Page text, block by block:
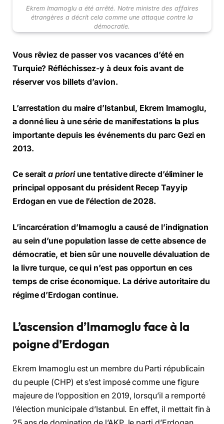
Ekrem Imamoglu a été arrêté. Notre ministre des affaires
étrangères a décrit cela comme une attaque contre la
démocratie.
Vous rêviez de passer vos vacances d’été en
Turquie? Réfléchissez-y à deux fois avant de
réserver vos billets d’avion.
L’arrestation du maire d’Istanbul, Ekrem Imamoglu,
a donné lieu à une série de manifestations la plus
importante depuis les événements du parc Gezi en
2013.
Ce seraita priori une tentative directe d’éliminer le
principal opposant du président Recep Tayyip
Erdogan en vue de l’élection de 2028.
L’incarcération d’Imamoglu a causé de l’indignation
au sein d’une population lasse de cette absence de
démocratie, et bien sûr une nouvelle dévaluation de
la livre turque, ce qui n’est pas opportun en ces
temps de crise économique. La dérive autoritaire du
régime d’Erdogan continue.
L’ascension d’Imamoglu face à la
poigne d’Erdogan
Ekrem Imamoglu est un membre du Parti républicain
du peuple (CHP) et s’est imposé comme une figure
majeure de l’opposition en 2019, lorsqu’il a remporté
l’élection municipale d’Istanbul. En effet, il mettait fin à